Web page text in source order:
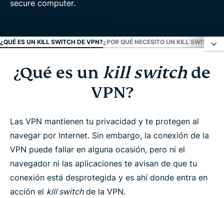
¿QUÉ ES UN KILL SWITCH DE VPN?¿POR QUÉ NECESITO UN KILL SWITCH
¿Qué es un kill switch de VPN?
¿Por qué necesito un kill switch de VPN?
Cómo funciona Network Lock
¿Cuándo se activa el kill switch de la VPN?
¿Network Lock es automático?
¿Qué es un kill switchde
VPN?
Las VPN mantienen tu privacidad y te protegen al
navegar por Internet. Sin embargo, la conexión de la
VPN puede fallar en alguna ocasión, pero ni el
navegador ni las aplicaciones te avisan de que tu
conexión está desprotegida y es ahí donde entra en
acción el kill switchde la VPN.